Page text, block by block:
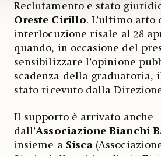
Reclutamento e stato
Oreste Cirillo. L’ultimo atto
interlocuzione risale al 28
quando, in occasione del
sensibilizzare l’opinione
scadenza della graduatoria,
stato ricevuto dalla
Il supporto è arrivato anche
dall’Associazione Bianchi
insieme a Sisca